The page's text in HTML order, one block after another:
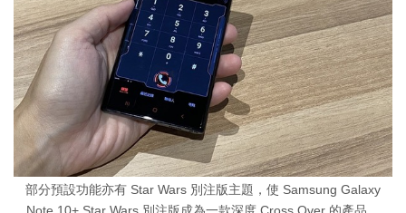
部分預設功能亦有 Star Wars 別注版主題，使 Samsung Galaxy
Note 10+ Star Wars 別注版成為一款深度 Cross Over 的產品。